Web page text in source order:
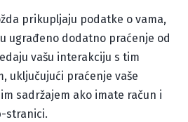
prikupljaju podatke o vama,
ugrađeno dodatno praćenje od
vašu interakciju s tim
uključujući praćenje vaše
sadržajem ako imate račun i
stranici.